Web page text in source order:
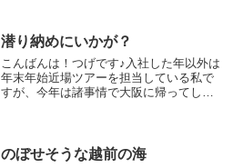
た！！水底には沢山のド...
潜り納めにいかが？
こんばんは！つげです♪入社した年以外は
年末年始近場ツアーを担当している私で
すが、今年は諸事情で大阪に帰ってしま
イント 須江...
のぼせそうな越前の海